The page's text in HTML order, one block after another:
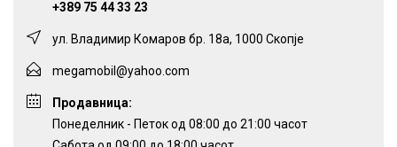
+389 75 44 33 23
ул. Владимир Комаров бр. 18а, 1000 Скопје
megamobil@yahoo.com
Продавница:
Понеделник - Петок од 08:00 до 21:00 часот